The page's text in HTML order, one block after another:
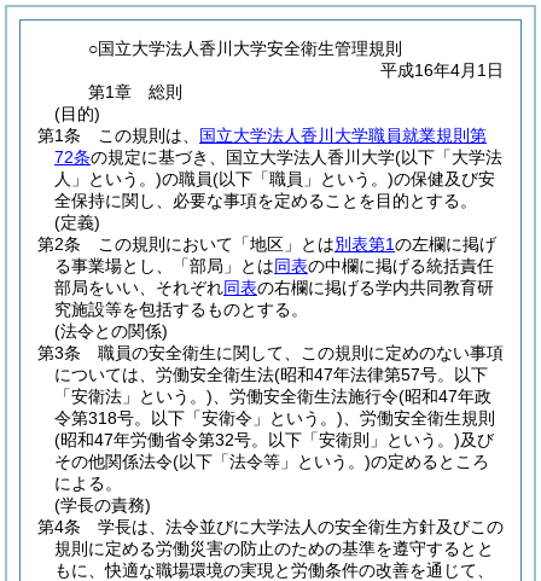
○国立大学法人香川大学安全衛生管理規則
平成16年4月1日
第1章
総則
(目的)
第1条
この規則は、 国立大学法人香川大学職員就業規則第
72条の規定に基づき、国立大学法人香川大学(以下「大学法
人」という。)の職員(以下「職員」という。)の保健及び安
全保持に関し、必要な事項を定めることを目的とする。
(定義)
第2条
この規則において「地区」とは別表第1の左欄に掲げ
る事業場とし、「部局」とは同表の中欄に掲げる統括責任
部局をいい、それぞれ同表の右欄に掲げる学内共同教育研
究施設等を包括するものとする。
(法令との関係)
第3条
職員の安全衛生に関して、この規則に定めのない事項
については、労働安全衛生法(昭和47年法律第57号。以下
「安衛法」という。) 、労働安全衛生法施行令(昭和47年政
令第318号。以下「安衛令」という。) 、労働安全衛生規則
(昭和47年労働省令第32号。以下「安衛則」という。)及び
その他関係法令(以下「法令等」という。)の定めるところ
による。
(学長の責務)
第4条
学長は、法令並びに大学法人の安全衛生方針及びこの
規則に定める労働災害の防止のための基準を遵守するとと
もに、快適な職場環境の実現と労働条件の改善を通じて、